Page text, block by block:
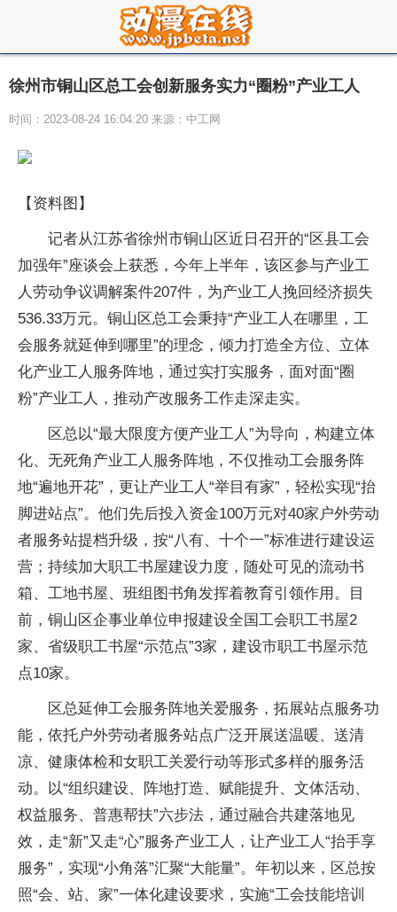
徐州市铜山区总工会创新服务实力“圈粉”产业工人
时间：2023-08-24 16:04:20 来源：中工网
【资料图】
记者从江苏省徐州市铜山区近日召开的“区县工会
加强年”座谈会上获悉，今年上半年，该区参与产业工
人劳动争议调解案件207件，为产业工人挽回经济损失
536.33万元。铜山区总工会秉持“产业工人在哪里，工
会服务就延伸到哪里”的理念，倾力打造全方位、立体
化产业工人服务阵地，通过实打实服务，面对面“圈
粉”产业工人，推动产改服务工作走深走实。
区总以“最大限度方便产业工人”为导向，构建立体
化、无死角产业工人服务阵地，不仅推动工会服务阵
地“遍地开花”，更让产业工人“举目有家”，轻松实现“抬
脚进站点”。他们先后投入资金100万元对40家户外劳动
者服务站提档升级，按“八有、十个一”标准进行建设运
营；持续加大职工书屋建设力度，随处可见的流动书
箱、工地书屋、班组图书角发挥着教育引领作用。目
前，铜山区企事业单位申报建设全国工会职工书屋2
家、省级职工书屋“示范点”3家，建设市职工书屋示范
点10家。
区总延伸工会服务阵地关爱服务，拓展站点服务功
能，依托户外劳动者服务站点广泛开展送温暖、送清
凉、健康体检和女职工关爱行动等形式多样的服务活
动。以“组织建设、阵地打造、赋能提升、文体活动、
权益服务、普惠帮扶”六步法，通过融合共建落地见
效，走“新”又走“心”服务产业工人，让产业工人“抬手享
服务”，实现“小角落”汇聚“大能量”。年初以来，区总按
照“会、站、家”一体化建设要求，实施“工会技能培训